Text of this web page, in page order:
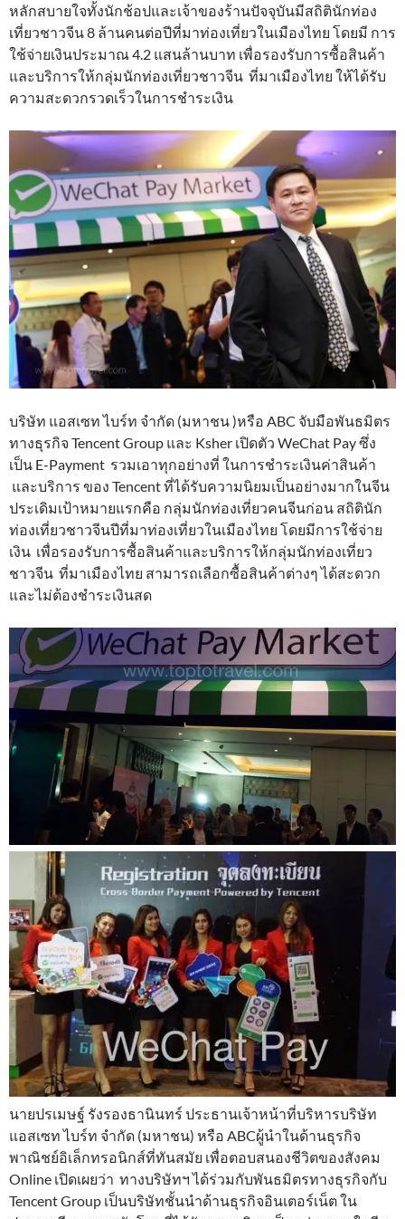
หลักสบายใจทั้งนักช้อปและเจ้าของร้านปัจจุบันมีสถิตินักท่อง
เที่ยวชาวจีน 8 ล้านคนต่อปีที่มาท่องเที่ยวในเมืองไทย โดยมี การ
ใช้จ่ายเงินประมาณ 4.2 แสนล้านบาท เพื่อรองรับการซื้อสินค้า
และบริการให้กลุ่มนักท่องเที่ยวชาวจีน ที่มาเมืองไทย ให้ได้รับ
ความสะดวกรวดเร็วในการชำระเงิน
บริษัท แอสเซท ไบร์ท จำกัด (มหาชน )หรือ ABC จับมือพันธมิตร
ทางธุรกิจ Tencent Group และ Ksher เปิดตัว WeChat Pay ซึ่ง
เป็น E-Payment รวมเอาทุกอย่างที่ ในการชำระเงินค่าสินค้า
และบริการ ของ Tencent ที่ได้รับความนิยมเป็นอย่างมากในจีน
ประเดิมเป้าหมายแรกคือ กลุ่มนักท่องเที่ยวคนจีนก่อน สถิตินัก
ท่องเที่ยวชาวจีนปีที่มาท่องเที่ยวในเมืองไทย โดยมีการใช้จ่าย
เงิน เพื่อรองรับการซื้อสินค้าและบริการให้กลุ่มนักท่องเที่ยว
ชาวจีน ที่มาเมืองไทย สามารถเลือกซื้อสินค้าต่างๆ ได้สะดวก
และไม่ต้องชำระเงินสด
นายปรเมษฐ์ รังรองธานินทร์ ประธานเจ้าหน้าที่บริหารบริษัท
แอสเซท ไบร์ท จำกัด (มหาชน) หรือ ABCผู้นำในด้านธุรกิจ
พาณิชย์อิเล็กทรอนิกส์ที่ทันสมัย เพื่อตอบสนองชีวิตของสังคม
Online เปิดเผยว่า ทางบริษัทฯ ได้ร่วมกับพันธมิตรทางธุรกิจกับ
Tencent Group เป็นบริษัทชั้นนำด้านธุรกิจอินเตอร์เน็ต ใน